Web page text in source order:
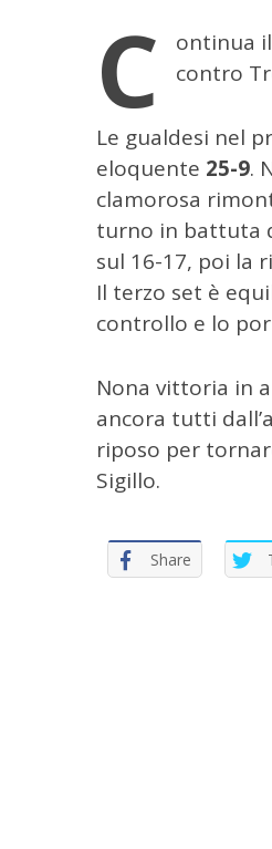
C ontinua
contro
Le gualdesi nel
eloquente 25-9.
clamorosa
turno in battuta
sul 16-17, poi la
Il terzo set è
controllo e lo
Nona vittoria in
ancora tutti
riposo per
Sigillo.
Share
r
c
a
e
r
: